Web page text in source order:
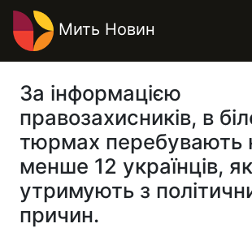
Мить Новин
За інформацією
правозахисників, в
тюрмах перебувають
менше 12 українців,
утримують з
причин.